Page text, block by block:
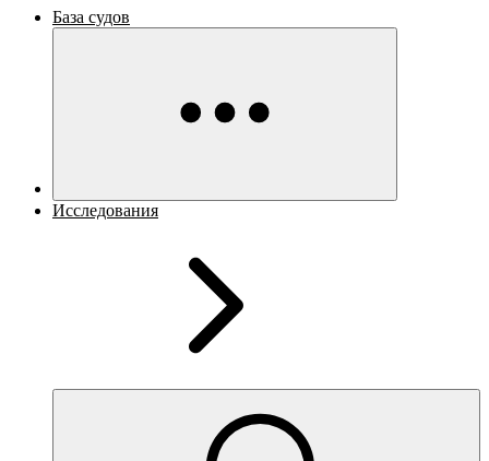
База судов
Исследования